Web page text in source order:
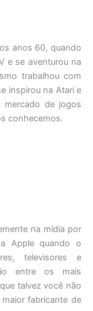
anos 60, quando
e se aventurou na
trabalhou com
inspirou na Atari e
de jogos
conhecemos.
na mídia por
Apple quando o
televisores e
entre os mais
talvez você não
fabricante de